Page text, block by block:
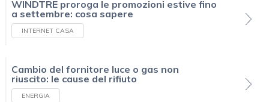
WINDTRE proroga le promozioni estive fino
a settembre: cosa sapere
INTERNET CASA
Cambio del fornitore luce o gas non
riuscito: le cause del rifiuto
ENERGIA